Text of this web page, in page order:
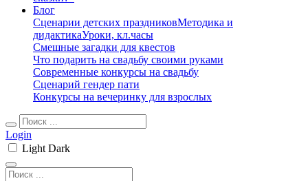
Блог
Сценарии детских праздниковМетодика и
дидактикаУроки, кл.часы
Смешные загадки для квестов
Что подарить на свадьбу своими руками
Современные конкурсы на свадьбу
Сценарий гендер пати
Конкурсы на вечеринку для взрослых
Login
Light Dark